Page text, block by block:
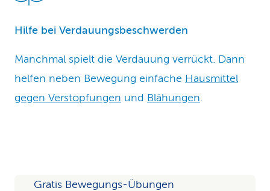
Hilfe bei Verdauungsbeschwerden
Manchmal spielt die Verdauung verrückt. Dann
helfen neben Bewegung einfache Hausmittel
gegen Verstopfungen und Blähungen.
Gratis Bewegungs-Übungen